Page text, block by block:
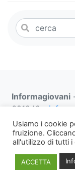
Informagiovani
691249 -
452 dal lunedì
Note
WEB
Usiamo i cookie
fruizione.
all'utilizzo di tutti i
ACCETTA